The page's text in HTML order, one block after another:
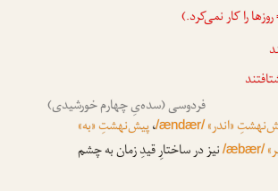
را کار نمی‌کرد.)
فردوسی (سده‌یِ چهارم خورشیدی)
«اندر»/ændær/،پیش‌نهشتِ «به»
/æbær/نیز در ساختارِ قیدِ زمان به چشم